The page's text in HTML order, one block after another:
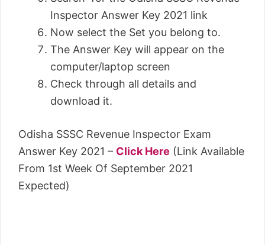
Inspector Answer Key 2021 link
Now select the Set you belong to.
The Answer Key will appear on the
computer/laptop screen
Check through all details and
download it.
Odisha SSSC Revenue Inspector Exam
Answer Key 2021 – Click Here (Link Available
From 1st Week Of September 2021
Expected)